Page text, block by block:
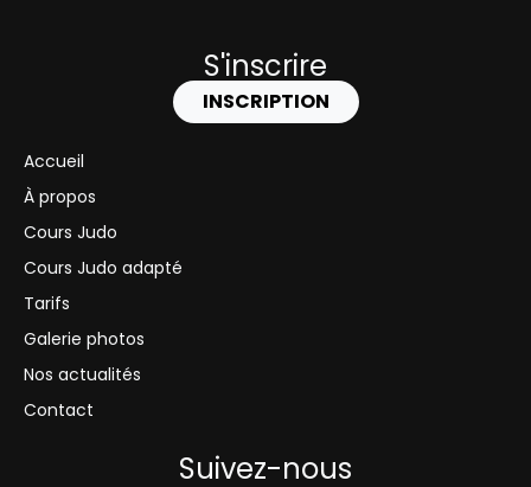
S'inscrire
INSCRIPTION
Accueil
À propos
Cours Judo
Cours Judo adapté
Tarifs
Galerie photos
Nos actualités
Contact
Suivez-nous